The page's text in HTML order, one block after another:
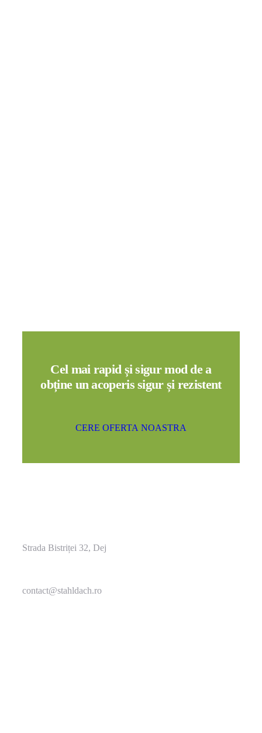
Cel mai rapid și sigur mod de a
obține un acoperis sigur și rezistent
CERE OFERTA NOASTRA
Strada Bistriței 32, Dej
contact@stahldach.ro